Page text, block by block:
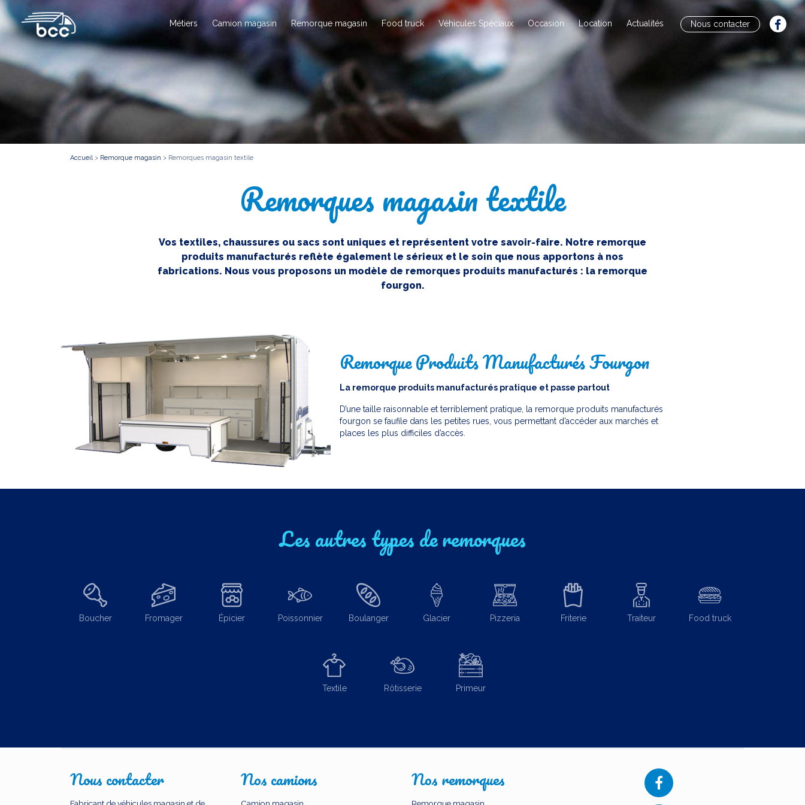
Métiers Camion magasin Remorque magasin Food truck Véhicules Spéciaux Occasion Location Actualités Nous contacter
Accueil> Remorque magasin > Remorques magasin textile
Remorques magasin textile
Vos textiles, chaussures ou sacs sont uniques et représentent votre savoir-faire. Notre remorque
produits manufacturés reflète également le sérieux et le soin que nous apportons à nos
fabrications. Nous vous proposons un modèle de remorques produits manufacturés : la remorque
fourgon.
Remorque Produits Manufacturés Fourgon
La remorque produits manufacturés pratique et passe partout
D’une taille raisonnable et terriblement pratique, la remorque produits manufacturés
fourgon se faufile dans les petites rues, vous permettant d’accéder aux marchés et
places les plus difficiles d’accès.
Les autres types de remorques
Boucher Fromager Épicier Poissonnier Boulanger Glacier Pizzeria Friterie Traiteur Food truck
Textile Rôtisserie Primeur
Nous contacter Nos camions Nos remorques